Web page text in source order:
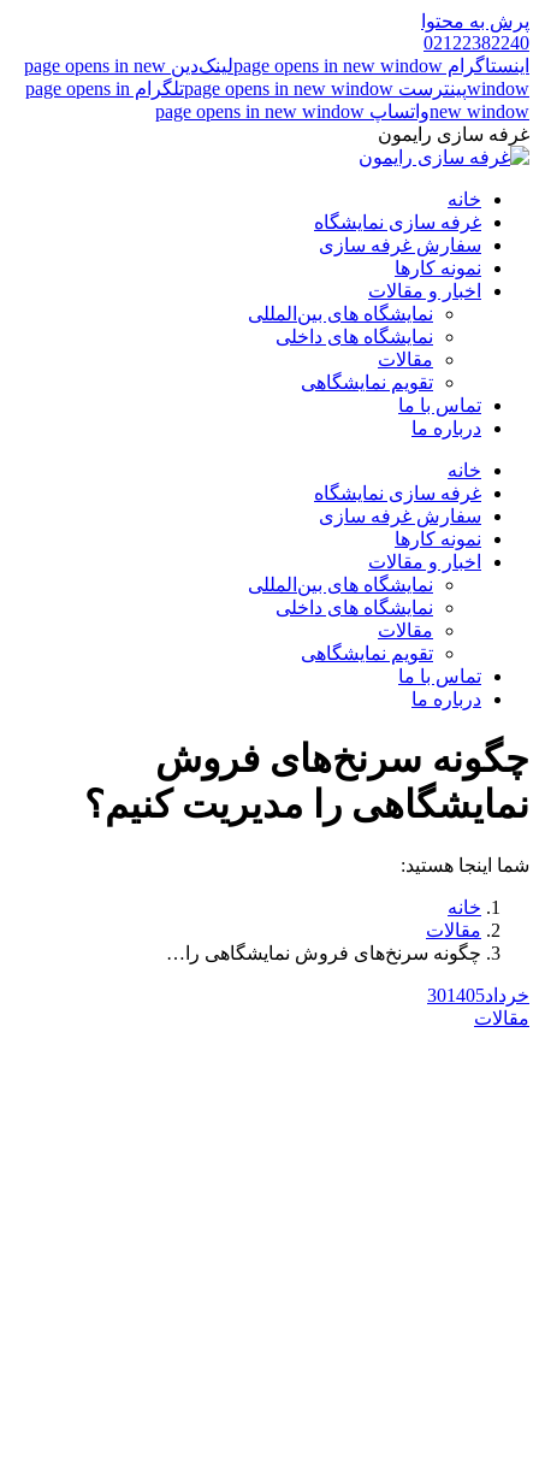
پرش به محتوا
02122382240
اینستاگرام page opens in new window
لینک‌دین page opens in new
windowپینترست page opens in new window
تلگرام page opens in
new windowواتساپ page opens in new window
غرفه سازی رایمون
خانه
غرفه سازی نمایشگاه
سفارش غرفه سازی
نمونه کارها
اخبار و مقالات
نمایشگاه های بین‌المللی
نمایشگاه های داخلی
مقالات
تقویم نمایشگاهی
تماس با ما
درباره ما
خانه
غرفه سازی نمایشگاه
سفارش غرفه سازی
نمونه کارها
اخبار و مقالات
نمایشگاه های بین‌المللی
نمایشگاه های داخلی
مقالات
تقویم نمایشگاهی
تماس با ما
درباره ما
چگونه سرنخ‌های فروش
نمایشگاهی را مدیریت کنیم؟
شما اینجا هستید:
خانه
مقالات
چگونه سرنخ‌های فروش نمایشگاهی را…
خرداد 301405
مقالات